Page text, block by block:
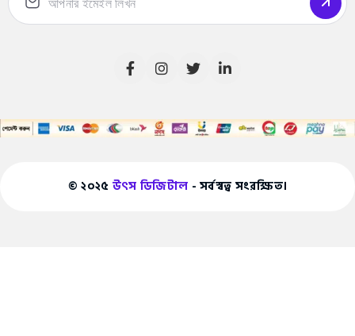
© ২০২৫ উৎস ডিজিটাল - সর্বস্বত্ব সংরক্ষিত।